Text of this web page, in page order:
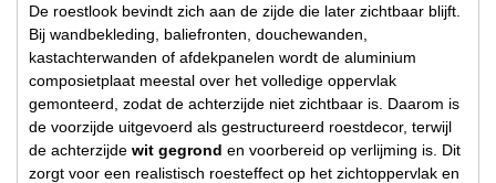
De roestlook bevindt zich aan de zijde die later zichtbaar blijft.
Bij wandbekleding, baliefronten, douchewanden,
kastachterwanden of afdekpanelen wordt de aluminium
composietplaat meestal over het volledige oppervlak
gemonteerd, zodat de achterzijde niet zichtbaar is. Daarom is
de voorzijde uitgevoerd als gestructureerd roestdecor, terwijl
de achterzijde wit gegrond en voorbereid op verlijming is. Dit
zorgt voor een realistisch roesteffect op het zichtoppervlak en